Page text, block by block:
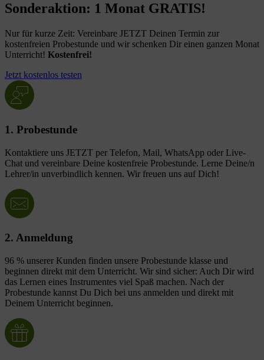
Sonderaktion: 1 Monat GRATIS!
Nur für kurze Zeit: Vereinbare JETZT Deinen Termin zur
kostenfreien Probestunde und wir schenken Dir einen ganzen Monat
Unterricht! Kostenfrei!
Jetzt kostenlos testen
1. Probestunde
Kontaktiere uns JETZT per Telefon, Mail, WhatsApp oder Live-
Chat und vereinbare Deine kostenfreie Probestunde. Lerne Deine/n
Lehrer/in unverbindlich kennen. Wir freuen uns auf Dich!
2. Anmeldung
96 % unserer Kunden finden unsere Probestunde klasse und
beginnen direkt mit dem Unterricht. Wir sind sicher: Auch Dir wird
das Lernen eines Instrumentes viel Spaß machen. Nach der
Probestunde kannst Du Dich bei uns anmelden und direkt mit
Deinem Unterricht beginnen.